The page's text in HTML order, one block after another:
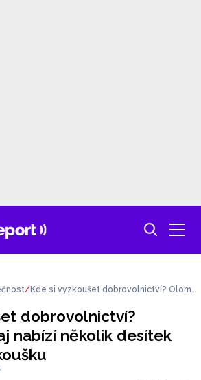
Kde si vyzkoušet dobrovolnictví? Olomo
na zkoušku
dobrovolnictví?
nabízí několik desítek